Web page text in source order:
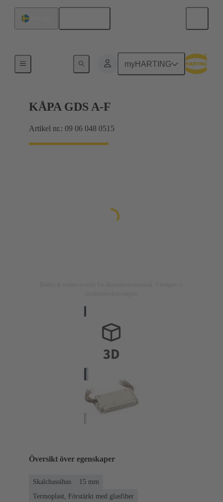
myHARTING
KÅPA GDS A-F
Artikel nr.: 09 06 048 0515
Översikt över egenskaper
Skalchassihus
15 mm
Termoplast, Förstärkt med glasfiber